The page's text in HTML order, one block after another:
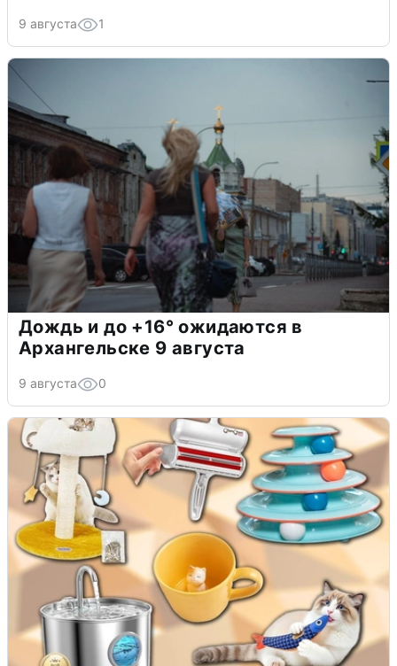
9 августа 1
Дождь и до +16° ожидаются в
Архангельске 9 августа
9 августа 0